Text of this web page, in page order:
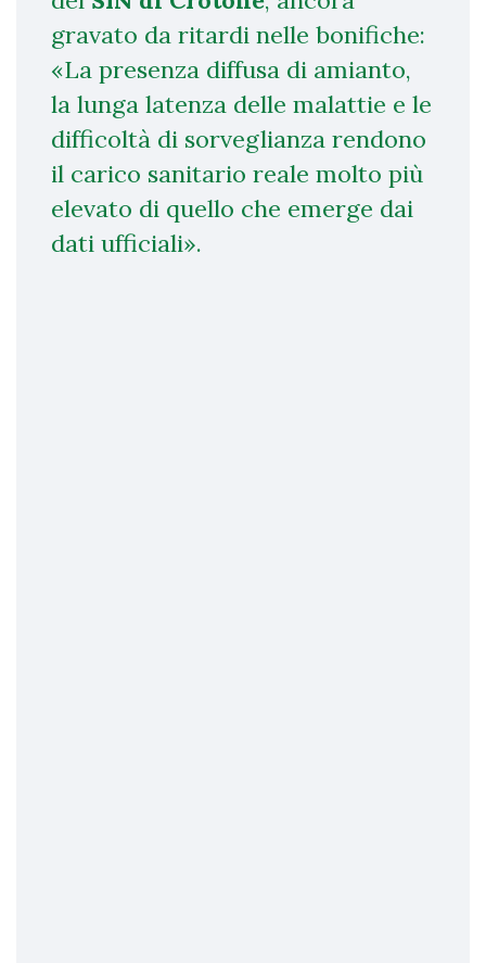
gravato da ritardi nelle bonifiche:
«La presenza diffusa di amianto,
la lunga latenza delle malattie e le
difficoltà di sorveglianza rendono
il carico sanitario reale molto più
elevato di quello che emerge dai
dati ufficiali».